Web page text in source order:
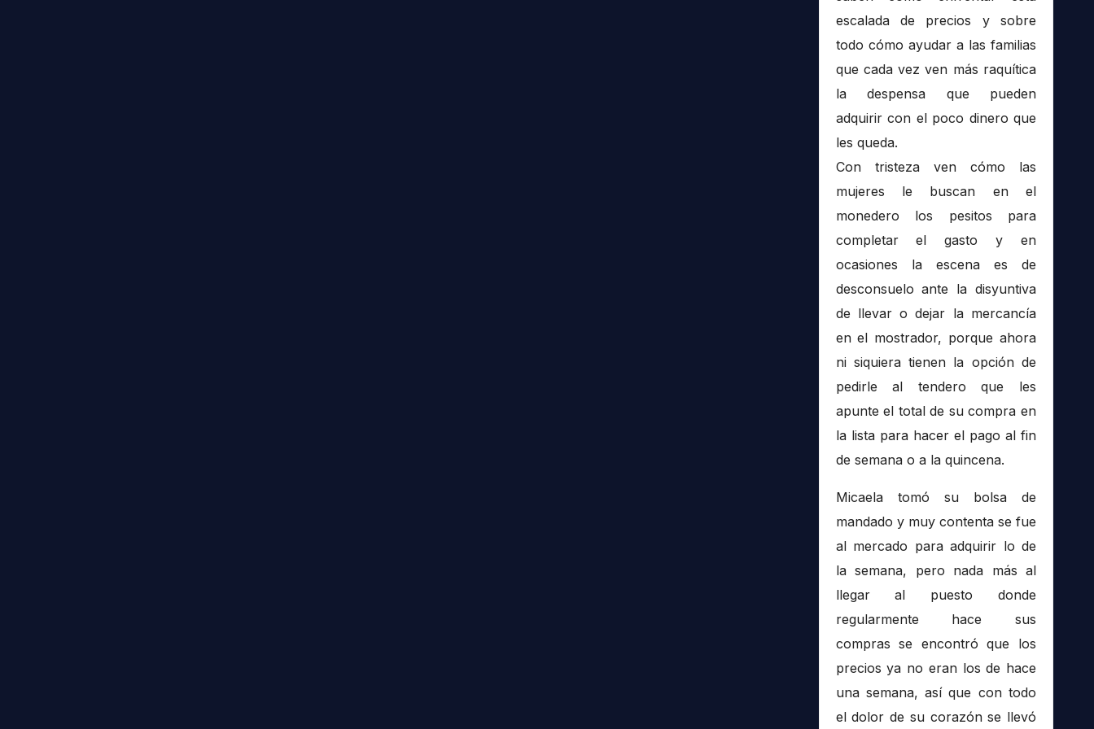
escalada de precios y sobre
todo cómo ayudar a las familias
que cada vez ven más raquítica
la despensa que pueden
adquirir con el poco dinero que
les queda.
Con tristeza ven cómo las
mujeres le buscan en el
monedero los pesitos para
completar el gasto y en
ocasiones la escena es de
desconsuelo ante la disyuntiva
de llevar o dejar la mercancía
en el mostrador, porque ahora
ni siquiera tienen la opción de
pedirle al tendero que les
apunte el total de su compra en
la lista para hacer el pago al fin
de semana o a la quincena.
Micaela tomó su bolsa de
mandado y muy contenta se fue
al mercado para adquirir lo de
la semana, pero nada más al
llegar al puesto donde
regularmente hace sus
compras se encontró que los
precios ya no eran los de hace
una semana, así que con todo
el dolor de su corazón se llevó